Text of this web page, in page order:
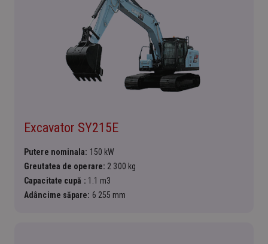
Excavator SY215E
Putere nominala: 150 kW
Greutatea de operare: 2 300 kg
Capacitate cupă : 1.1 m3
Adâncime săpare: 6 255 mm